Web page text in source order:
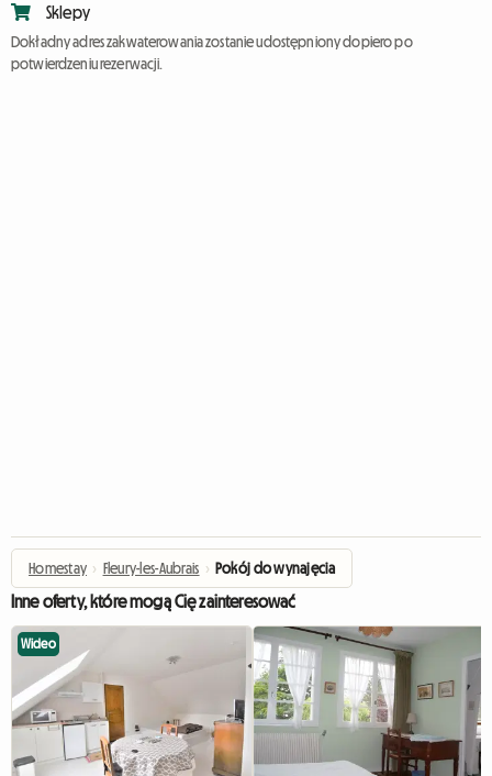
Sklepy
Dokładny adres zakwaterowania zostanie udostępniony dopiero po
potwierdzeniu rezerwacji.
Homestay › Fleury-les-Aubrais › Pokój do wynajęcia
Inne oferty, które mogą Cię zainteresować
Wideo